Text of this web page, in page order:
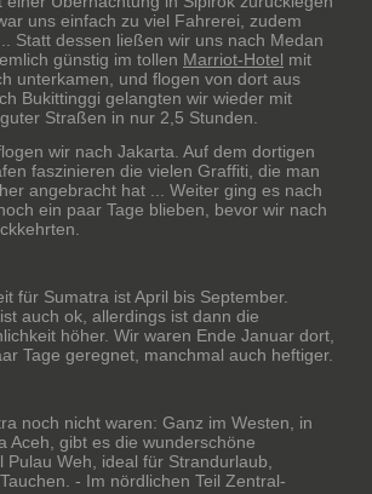
uns einfach zu viel Fahrerei, zudem
Statt dessen ließen wir uns nach Medan
günstig im tollen Marriot-Hotel mit
unterkamen, und flogen von dort aus
Bukittinggi gelangten wir wieder mit
Straßen in nur 2,5 Stunden.
wir nach Jakarta. Auf dem dortigen
faszinieren die vielen Graffiti, die man
angebracht hat ... Weiter ging es nach
ein paar Tage blieben, bevor wir nach
für Sumatra ist April bis September.
auch ok, allerdings ist dann die
höher. Wir waren Ende Januar dort,
Tage geregnet, manchmal auch heftiger.
noch nicht waren: Ganz im Westen, in
Aceh, gibt es die wunderschöne
Weh, ideal für Strandurlaub,
- Im nördlichen Teil Zentral-